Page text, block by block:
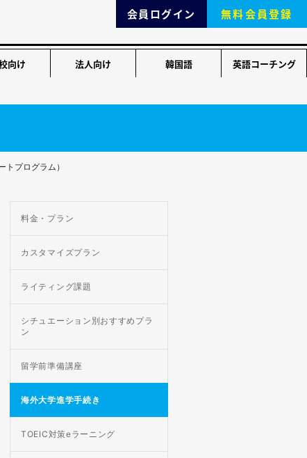
会員ログイン 無料会員登録
向け 法人向け 韓国語 英語コーチング
トプログラム）
料金・プラン
カスタマイズプラン
ライティング課題
シチュエーション別おすすめプラ
ン
留学前準備講座
海外大学進学手続き
TOEIC対策eラーニング